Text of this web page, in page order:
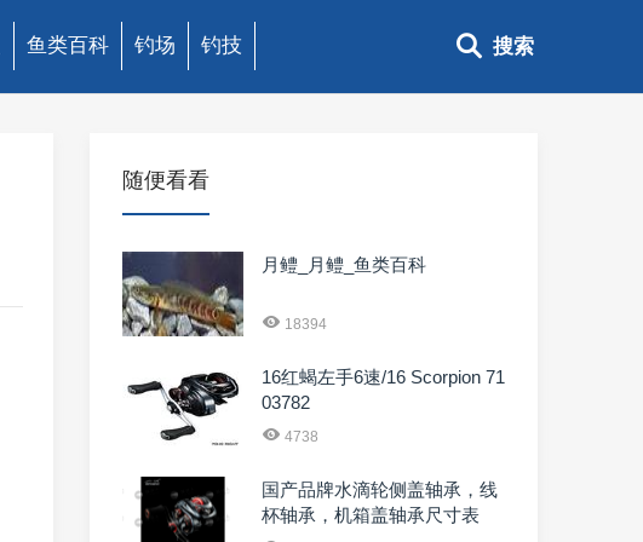
鱼类百科 钓场 钓技 搜索
随便看看
月鳢_月鳢_鱼类百科
18394
16红蝎左手6速/16 Scorpion 71
03782
4738
国产品牌水滴轮侧盖轴承，线
杯轴承，机箱盖轴承尺寸表